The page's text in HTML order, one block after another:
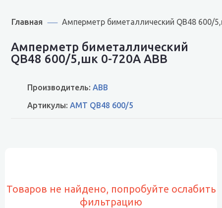
Главная Амперметр биметаллический QB48 600/
Амперметр биметаллический
QB48 600/5,шк 0-720A ABB
Производитель: ABB
Артикулы: AMT QB48 600/5
Товаров не найдено, попробуйте ослабить
фильтрацию